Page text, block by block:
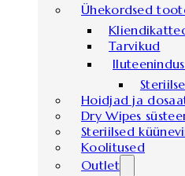
Ühekordsed
Tarvikud
Hoidjad ja
Dry Wipes
Steriilsed
Koolitused
Outlet